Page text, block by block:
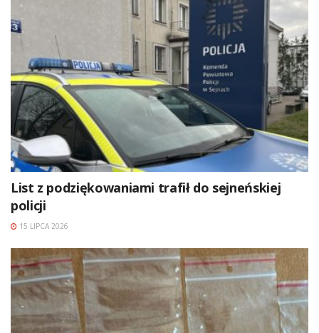
List z podziękowaniami trafił do sejneńskiej
policji
15 LIPCA 2026